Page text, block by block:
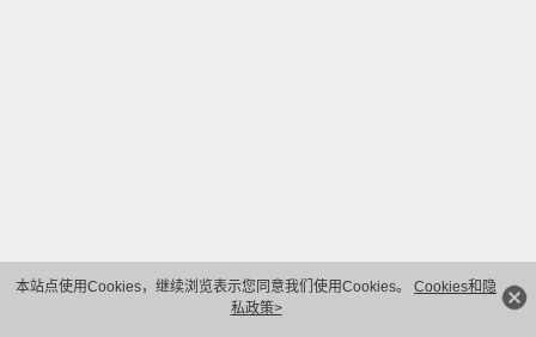
本站点使用Cookies，继续浏览表示您同意我们使用Cookies。 Cookies和隐
私政策>